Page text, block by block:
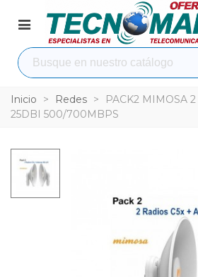
Inicio > Redes >
PACK2 MIMOSA 2
25DBI 500/700MBPS